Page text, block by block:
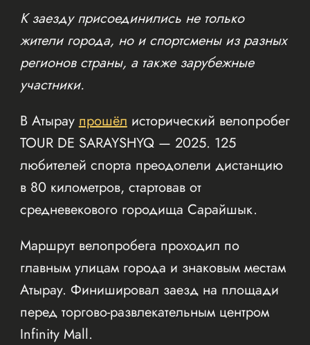
К заезду присоединились не только
жители города, но и спортсмены из разных
регионов страны, а также зарубежные
участники.
В Атырау прошёл исторический велопробег
TOUR DE SARAYSHYQ — 2025. 125
любителей спорта преодолели дистанцию
в 80 километров, стартовав от
средневекового городища Сарайшык.
Маршрут велопробега проходил по
главным улицам города и знаковым местам
Атырау. Финишировал заезд на площади
перед торгово-развлекательным центром
Infinity Mall.